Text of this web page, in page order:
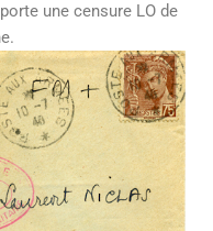
une censure LO de